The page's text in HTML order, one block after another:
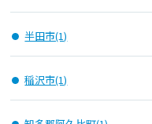
半田市(1)
稲沢市(1)